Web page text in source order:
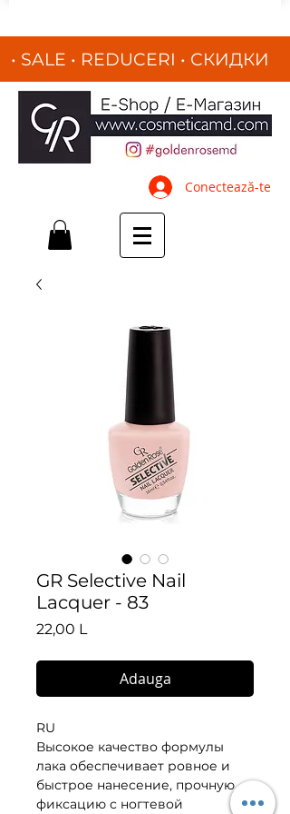
• SALE • REDUCERI • СКИДКИ
•
Conectează-te
GR Selective Nail
Lacquer - 83
22,00 L
Adauga
RU
Высокое качество формулы
лака обеспечивает ровное и
быстрое нанесение, прочную
фиксацию с ногтевой